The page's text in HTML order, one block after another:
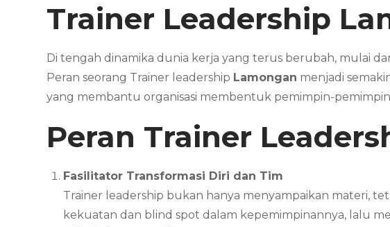
Trainer Leadership
Di tengah dinamika dunia kerja yang terus berubah, mulai
Peran seorang Trainer leadership Lamongan menjadi
yang membantu organisasi membentuk pemimpin-
Peran Trainer
Fasilitator Transformasi Diri dan Tim
Trainer leadership bukan hanya menyampaikan materi,
kekuatan dan blind spot dalam kepemimpinannya, lalu